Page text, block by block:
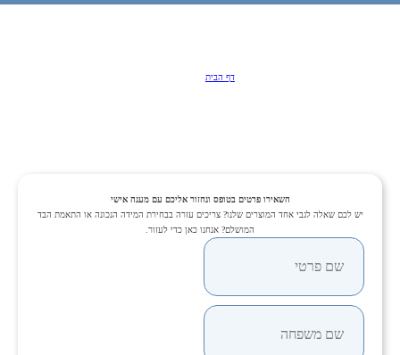
דף הבית
השאירו פרטים בטופס ונחזור אליכם עם מענה אישי
יש לכם שאלה לגבי אחד המוצרים שלנו? צריכים עזרה בבחירת המידה הנכונה או התאמת הבד
המושלם? אנחנו כאן כדי לעזור.